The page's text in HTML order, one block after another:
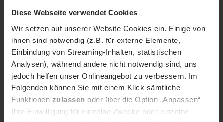
Diese Webseite verwendet Cookies
Wir setzen auf unserer Website Cookies ein. Einige von
ihnen sind notwendig (z.B. für externe Elemente,
Einbindung von Streaming-Inhalten, statistischen
Analysen), während andere nicht notwendig sind, uns
jedoch helfen unser Onlineangebot zu verbessern. Im
Folgenden können Sie mit einem Klick sämtliche
Funktionen zulassen oder über die Option „Anpassen“
Ihre Einwilligung für einzelne Zwecke oder einzelne
Application Manager ERP (m/w/d)
Festanstellung Professional
Hamburg
Online seit 3 Monaten
Agile Coach (m/w/d)